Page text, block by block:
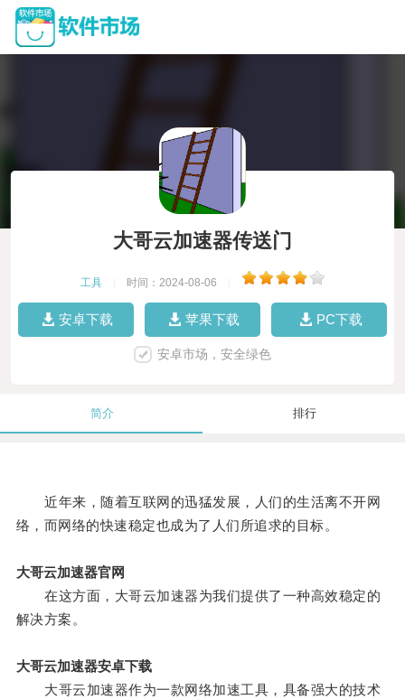
大哥云加速器传送门
工具 时间：2024-08-06
安卓下载 苹果下载 PC下载
安卓市场，安全绿色
简介 排行
近年来，随着互联网的迅猛发展，人们的生活离不开网
络，而网络的快速稳定也成为了人们所追求的目标。
大哥云加速器官网
在这方面，大哥云加速器为我们提供了一种高效稳定的
解决方案。
大哥云加速器安卓下载
大哥云加速器作为一款网络加速工具，具备强大的技术